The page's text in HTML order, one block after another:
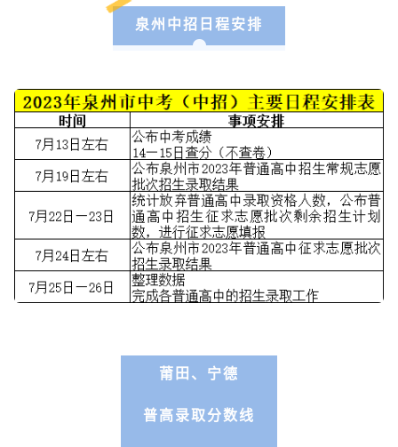
泉州中招日程安排
莆田、 宁德
普高录取分数线